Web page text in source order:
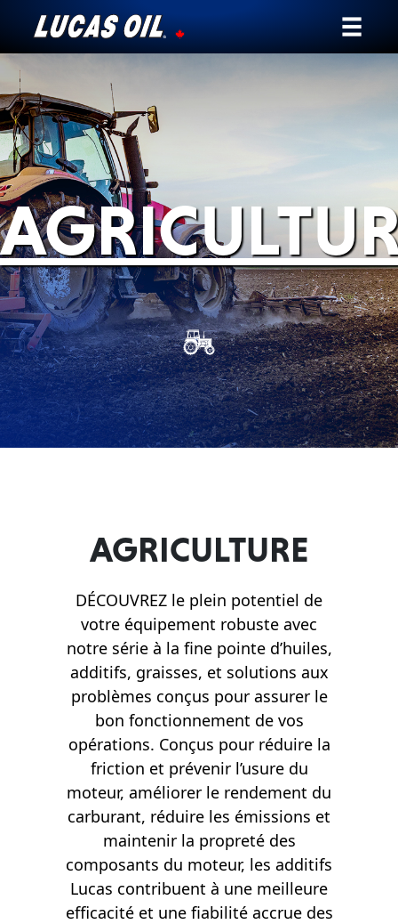
Notre histoire
Témoignages
Ambassadeurs
Nouvelles
Pourquoi Lucas
Trouver un Détaillant
Mon Véhicule
AGRICULTURE
DÉCOUVREZ le plein potentiel de
votre équipement robuste avec
notre série à la fine pointe d’huiles,
additifs, graisses, et solutions aux
problèmes conçus pour assurer le
bon fonctionnement de vos
opérations. Conçus pour réduire la
friction et prévenir l’usure du
moteur, améliorer le rendement du
carburant, réduire les émissions et
maintenir la propreté des
composants du moteur, les additifs
Lucas contribuent à une meilleure
efficacité et une fiabilité accrue des